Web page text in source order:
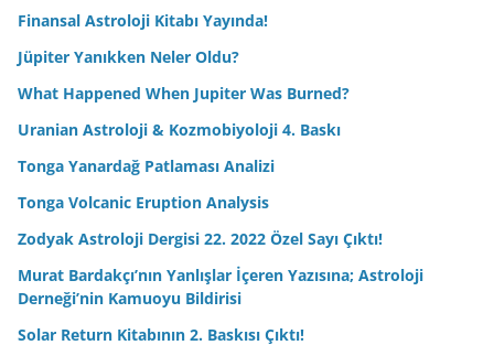
Finansal Astroloji Kitabı Yayında!
Jüpiter Yanıkken Neler Oldu?
What Happened When Jupiter Was Burned?
Uranian Astroloji & Kozmobiyoloji 4. Baskı
Tonga Yanardağ Patlaması Analizi
Tonga Volcanic Eruption Analysis
Zodyak Astroloji Dergisi 22. 2022 Özel Sayı Çıktı!
Murat Bardakçı’nın Yanlışlar İçeren Yazısına; Astroloji
Derneği’nin Kamuoyu Bildirisi
Solar Return Kitabının 2. Baskısı Çıktı!